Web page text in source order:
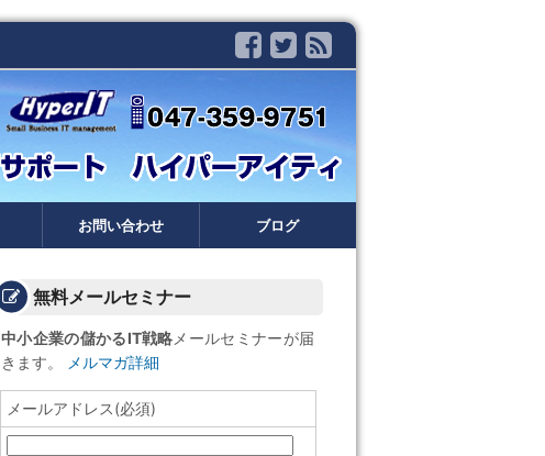
お問い合わせ ブログ
無料メールセミナー
中小企業の儲かるIT戦略 メールセミナーが届
きます。
メルマガ詳細
メールアドレス(必須)